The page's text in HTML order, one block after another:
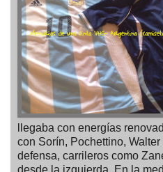
llegaba con energías
con Sorín, Pochettino,
defensa, carrileros como